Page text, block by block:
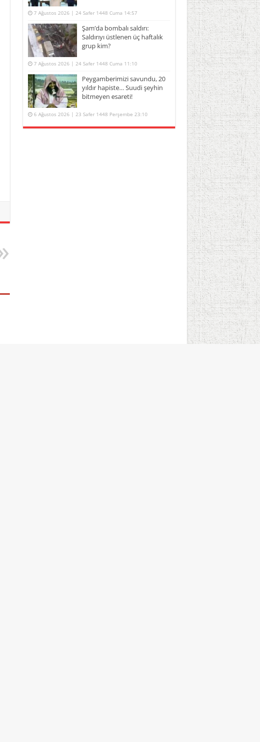
7 Ağustos 2026 | 24 Safer 1448 Cuma 14:57
Şam’da bombalı saldırı:
Saldırıyı üstlenen üç haftalık
grup kim?
7 Ağustos 2026 | 24 Safer 1448 Cuma 11:10
Peygamberimizi savundu, 20
yıldır hapiste… Suudi şeyhin
bitmeyen esareti!
6 Ağustos 2026 | 23 Safer 1448 Perşembe 23:10